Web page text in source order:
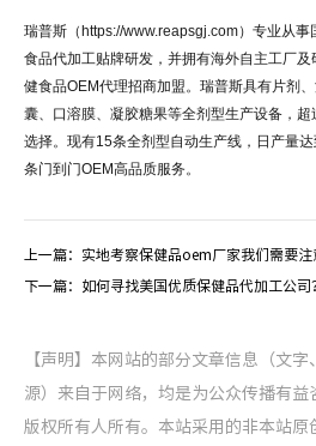
瑞普斯（https://www.reapsgj.com）专业从
食品代加工贴牌研发，并拥有海外自主工厂
健食品OEM代理招商加盟。瑞普斯具有片剂
囊、口溶膜、凝胶糖果等全剂型生产设备，
选择。现有15条全剂型自动生产线，日产量
条门到门OEM高品质服务。
上一篇： 实地考察保健品oem厂家我们需要注
下一篇： 如何寻找美国优质保健品代加工公司
【声明】本网站的部分文章信息（文
源）来自于网络，均是为公众传播有益
版权所有人所有。本站采用的非本站原